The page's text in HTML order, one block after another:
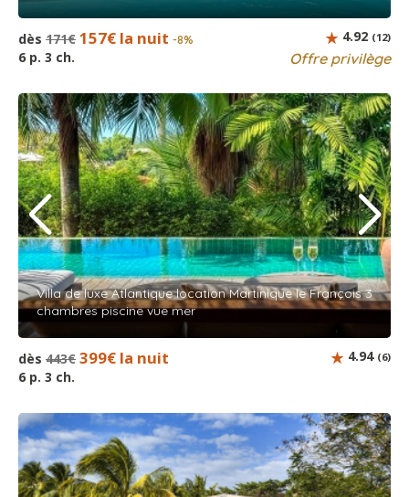
dès 171€ 157€ la nuit -8%
6 p. 3 ch. Offre privilège
4.92 (12)
Villa de luxe Atlantique location Martinique le François 3
chambres piscine vue mer
dès 443€ 399€ la nuit
6 p. 3 ch.
4.94 (6)